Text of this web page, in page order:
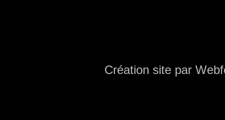
Création site par